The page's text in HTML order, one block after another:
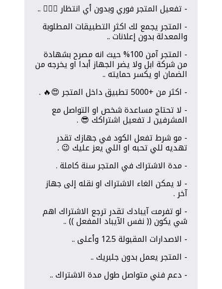
- تفعيل المتجر فوري وبدون أي انتظار 😶‍🌫️🔥 ..
- المتجر يجمع لك اكثر التطبيقات المطلوبة
والمعدلة بدون إعلانات ..
- المتجر آمن 100% حيث انه مصرح بشهادة
من شركة ابل ولا يضر الجهاز أبدا او يخرجه من
الضمان او يكسر حمايته ..
- اكثر من +5000 تطبيق داخل المتجر 😍🔥 .
- لا تحتاج مساعدة شخص او التواصل مع
المشرفين لـ تفعيل اشتراكك 😎 .
- مو شرط تفعل الكود في جهازك تقدر
تهديه للي تحبه او اللي يعز عليك 😉 .
- مدة الاشتراك في المتجر سنة كاملة .
- لا يمكن الغاء الاشتراك او نقله إلى جهاز
آخر .
- لو تفرمت آيبادك تقدر ترجع الاشتراك اهم
شي يكون (( نفس الآيباد المفعل )) ..
- الاصدارات المقبولة 12.5 وأعلى ..
- المتجر يعمل بدون جلبريك ..
- دعم فني متواصل طول مدة الاشتراك ..